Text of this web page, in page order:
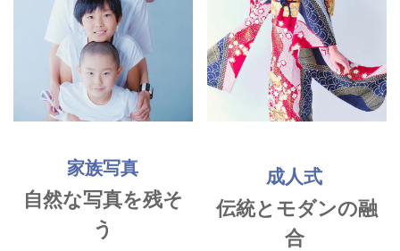
家族写真
自然な写真を残そ
う
成人式
伝統とモダンの融
合